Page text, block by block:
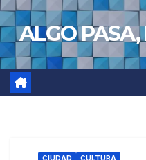
Saltar
al
contenido
ALGO PASA,
CIUDAD CULTURA